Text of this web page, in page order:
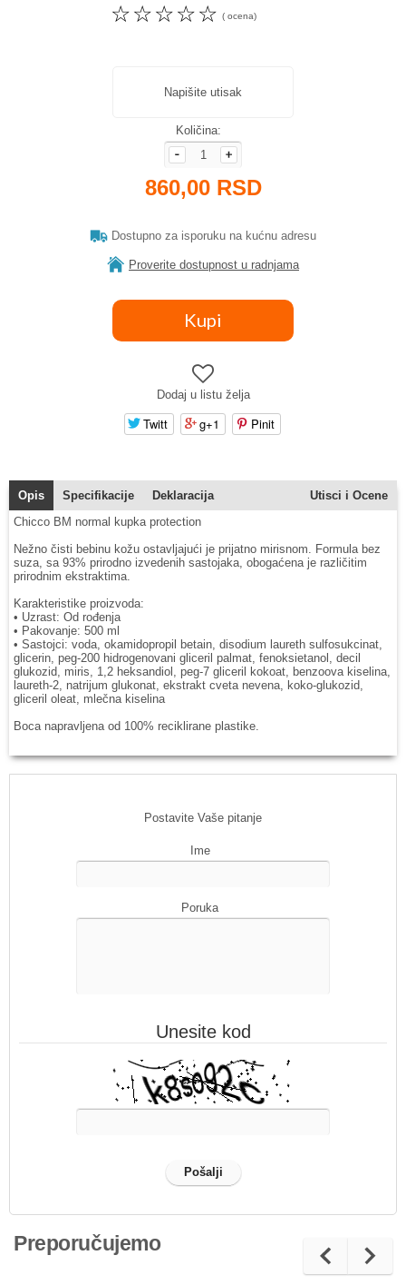
☆
☆
☆
☆
☆ ( ocena)
Napišite utisak
Količina:
860,00 RSD
Dostupno za isporuku na kućnu adresu
Proverite dostupnost u radnjama
Dodaj u listu želja
Twitt g+1 Pinit
Opis Specifikacije Deklaracija
Utisci i Ocene
Chicco BM normal kupka protection
Nežno čisti bebinu kožu ostavljajući je prijatno mirisnom. Formula bez
suza, sa 93% prirodno izvedenih sastojaka, obogaćena je različitim
prirodnim ekstraktima.
Karakteristike proizvoda:
• Uzrast: Od rođenja
• Pakovanje: 500 ml
• Sastojci: voda, okamidopropil betain, disodium laureth sulfosukcinat,
glicerin, peg-200 hidrogenovani gliceril palmat, fenoksietanol, decil
glukozid, miris, 1,2 heksandiol, peg-7 gliceril kokoat, benzoova kiselina,
laureth-2, natrijum glukonat, ekstrakt cveta nevena, koko-glukozid,
gliceril oleat, mlečna kiselina
Boca napravljena od 100% reciklirane plastike.
Postavite Vaše pitanje
Ime
Poruka
Unesite kod
Preporučujemo